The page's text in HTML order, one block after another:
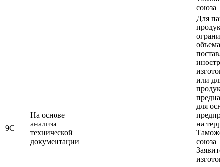
союза
9С
На основе
анализа
технической
документации
— —
Для
или
для
на
союза